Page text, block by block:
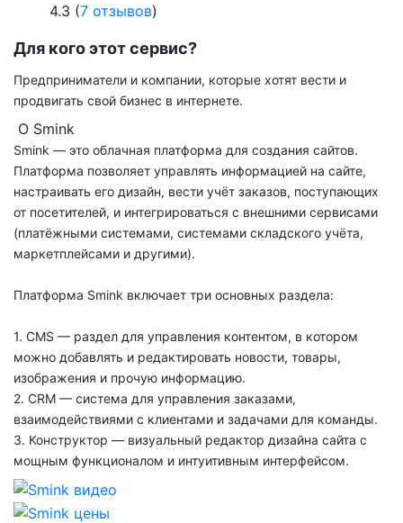
4.3 (7 отзывов)
Для кого этот сервис?
Предприниматели и компании, которые хотят вести и
продвигать свой бизнес в интернете.
О Smink
Smink — это облачная платформа для создания сайтов.
Платформа позволяет управлять информацией на сайте,
настраивать его дизайн, вести учёт заказов, поступающих
от посетителей, и интегрироваться с внешними сервисами
(платёжными системами, системами складского учёта,
маркетплейсами и другими).
Платформа Smink включает три основных раздела:
1. CMS — раздел для управления контентом, в котором
можно добавлять и редактировать новости, товары,
изображения и прочую информацию.
2. CRM — система для управления заказами,
взаимодействиями с клиентами и задачами для команды.
3. Конструктор — визуальный редактор дизайна сайта с
мощным функционалом и интуитивным интерфейсом.